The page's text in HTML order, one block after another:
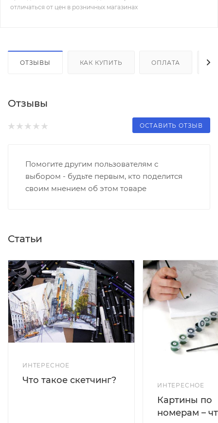
отличаться от цен в розничных магазинах
ОТЗЫВЫ КАК КУПИТЬ ОПЛАТА
Отзывы
ОСТАВИТЬ ОТЗЫВ
Помогите другим пользователям с
выбором - будьте первым, кто поделится
своим мнением об этом товаре
Статьи
ИНТЕРЕСНОЕ
Что такое скетчинг?
ИНТЕРЕСНОЕ
Картины по
номерам –